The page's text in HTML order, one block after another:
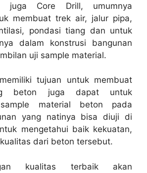
juga Core Drill, umumnya
membuat trek air, jalur pipa,
pondasi tiang dan untuk
dalam konstrusi bangunan
uji sample material.
tujuan untuk membuat
beton juga dapat untuk
sample material beton pada
yang natinya bisa diuji di
mengetahui baik kekuatan,
dari beton tersebut.
kualitas terbaik akan